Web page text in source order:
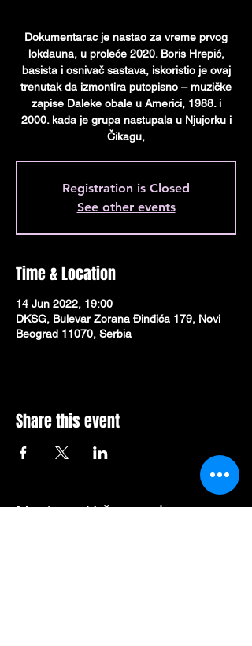
Dokumentarac je nastao za vreme prvog
lokdauna, u proleće 2020. Boris Hrepić,
basista i osnivač sastava, iskoristio je ovaj
trenutak da izmontira putopisno – muzičke
zapise Daleke obale u Americi, 1988. i
2000. kada je grupa nastupala u Njujorku i
Čikagu,
Registration is Closed
See other events
Time & Location
14 Jun 2022, 19:00
DKSG, Bulevar Zorana Đinđića 179, Novi
Beograd 11070, Serbia
Share this event
Mesto za Vašu poruku: